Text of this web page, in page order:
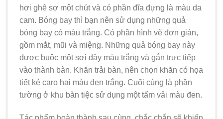
hơi ghê sợ một chút và có phần đĩa đựng là màu da
cam. Bóng bay thì bạn nên sử dụng những quả
bóng bay có màu trắng. Có phần hình vẽ đơn giản,
gồm mắt, mũi và miệng. Những quả bóng bay này
được buộc một sợi dây màu trắng và gắn trực tiếp
vào thành bàn. Khăn trải bàn, nên chọn khăn có họa
tiết kẻ caro hai màu đen trắng. Cuối cùng là phần
tường ở khu bàn tiệc sử dụng một tấm vải màu đen.